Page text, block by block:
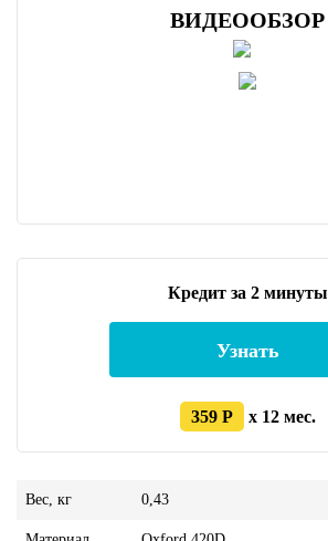
ВИДЕООБЗОР
Кредит за 2 минуты
Узнать
359 Р x 12 мес.
Вес, кг 0,43